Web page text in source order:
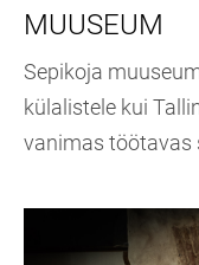
MUUSEUM
Sepikoja
külalistele kui
vanimas töötavas